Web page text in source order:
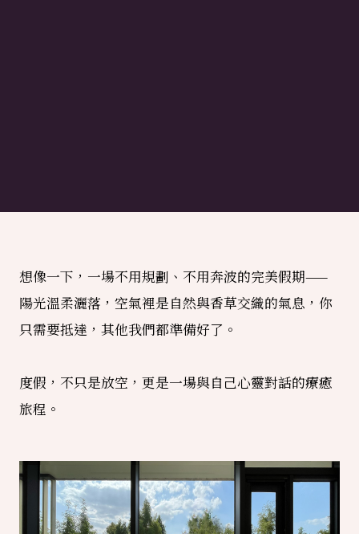
想像一下，一場不用規劃、不用奔波的完美假期——
陽光溫柔灑落，空氣裡是自然與香草交織的氣息，你
只需要抵達，其他我們都準備好了。
度假，不只是放空，更是一場與自己心靈對話的療癒
旅程。